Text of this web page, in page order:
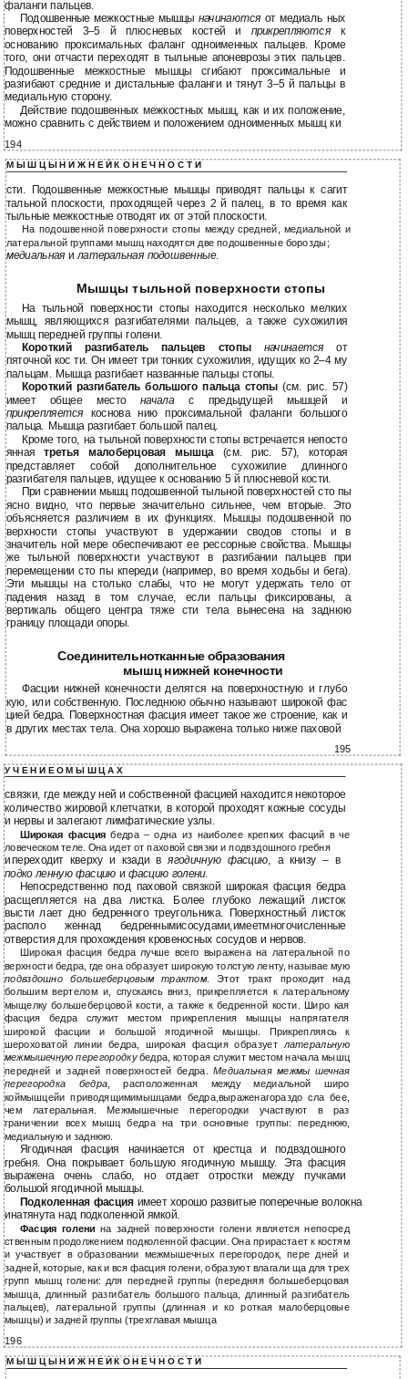
фаланги пальцев.
Подошвенные межкостные мышцы начинаются от медиаль ных
поверхностей 3–5 й плюсневых костей и прикрепляются к
основанию проксимальных фаланг одноименных пальцев. Кроме
того, они отчасти переходят в тыльные апоневрозы этих пальцев.
Подошвенные межкостные мышцы сгибают проксимальные и
разгибают средние и дистальные фаланги и тянут 3–5 й пальцы в
медиальную сторону.
Действие подошвенных межкостных мышц, как и их положение,
можно сравнить с действием и положением одноименных мышц ки
194
М Ы Ш Ц Ы Н И Ж Н Е Й К О Н Е Ч Н О С Т И
сти. Подошвенные межкостные мышцы приводят пальцы к сагит
тальной плоскости, проходящей через 2 й палец, в то время как
тыльные межкостные отводят их от этой плоскости.
На подошвенной поверхности стопы между средней, медиальной и
латеральной группами мышц находятся две подошвенные борозды;
медиальнаяилатеральная подошвенные.
Мышцы тыльной поверхности стопы
На тыльной поверхности стопы находится несколько мелких
мышц, являющихся разгибателями пальцев, а также сухожилия
мышц передней группы голени.
Короткий разгибатель пальцев стопы начинаетсяот
пяточной кос ти. Он имеет три тонких сухожилия, идущих ко2–4му
пальцам. Мышца разгибает названные пальцы стопы.
Короткий разгибатель большого пальца стопы(см. рис. 57)
имеет общее местоначала с предыдущей мышцей и
прикрепляется коснова нию проксимальной фаланги большого
пальца. Мышца разгибает большой палец.
Кроме того, на тыльной поверхности стопы встречается непосто
яннаятретья малоберцовая мышца (см. рис. 57), которая
представляет собой дополнительное сухожилие длинного
разгибателя пальцев, идущее к основанию 5 й плюсневой кости.
При сравнении мышц подошвенной тыльной поверхностей сто пы
ясно видно, что первые значительно сильнее, чем вторые. Это
объясняется различием в их функциях. Мышцы подошвенной по
верхности стопы участвуют в удержании сводов стопы и в
значитель ной мере обеспечивают ее рессорные свойства. Мышцы
же тыльной поверхности участвуют в разгибании пальцев при
перемещении сто пы кпереди (например, во время ходьбы и бега).
Эти мышцы на столько слабы, что не могут удержать тело от
падения назад в том случае, если пальцы фиксированы, а
вертикаль общего центра тяже сти тела вынесена на заднюю
границу площади опоры.
Соединительнотканные образования
мышц нижней конечности
Фасции нижней конечности делятся на поверхностную и глубо
кую, или собственную. Последнюю обычно называют широкой фас
цией бедра. Поверхностная фасция имеет такое же строение, как и
в других местах тела. Она хорошо выражена только ниже паховой
195
У Ч Е Н И Е О М Ы Ш Ц А Х
связки, где между ней и собственной фасцией находится некоторое
количество жировой клетчатки, в которой проходят кожные сосуды
и нервы и залегают лимфатические узлы.
Широкая фасциябедра – одна из наиболее крепких фасций в че
ловеческом теле. Она идет от паховой связки и подвздошного гребня
ипереходит кверху и кзади вягодичную фасцию, а книзу – в
подко ленную фасцию и фасцию голени.
Непосредственно под паховой связкой широкая фасция бедра
расщепляется на два листка. Более глубоко лежащий листок
высти лает дно бедренного треугольника. Поверхностный листок
располо женнад бедреннымисосудами,имеетмногочисленные
отверстия для прохождения кровеносных сосудов и нервов.
Широкая фасция бедра лучше всего выражена на латеральной по
верхности бедра, где она образует широкую толстую ленту, называе мую
подвздошно большеберцовым трактом. Этот тракт проходит над
большим вертелом и, спускаясь вниз, прикрепляется к латеральному
мыщелку большеберцовой кости, а также к бедренной кости. Широ кая
фасция бедра служит местом прикрепления мышцы напрягателя
широкой фасции и большой ягодичной мышцы. Прикрепляясь к
шероховатой линии бедра, широкая фасция образуетлатеральную
межмышечную перегородкубедра, которая служит местом начала мышц
передней и задней поверхностей бедра.Медиальная межмы шечная
перегородка бедра, расположенная между медиальной широ
коймышцейи приводящимимышцами бедра,выраженагораздо сла бее,
чем латеральная. Межмышечные перегородки участвуют в раз
граничении всех мышц бедра на три основные группы: переднюю,
медиальную и заднюю.
Ягодичная фасция начинается от крестца и подвздошного
гребня. Она покрывает большую ягодичную мышцу. Эта фасция
выражена очень слабо, но отдает отростки между пучками
большой ягодичной мышцы.
Подколенная фасция имеет хорошо развитые поперечные волокна
инатянута над подколенной ямкой.
Фасция голени на задней поверхности голени является непосред
ственным продолжением подколенной фасции. Она прирастает к костям
и участвует в образовании межмышечных перегородок, пере дней и
задней, которые, как и вся фасция голени, образуют влагали ща для трех
групп мышц голени: для передней группы (передняя большеберцовая
мышца, длинный разгибатель большого пальца, длинный разгибатель
пальцев), латеральной группы (длинная и ко роткая малоберцовые
мышцы) и задней группы (трехглавая мышца
196
М Ы Ш Ц Ы Н И Ж Н Е Й К О Н Е Ч Н О С Т И